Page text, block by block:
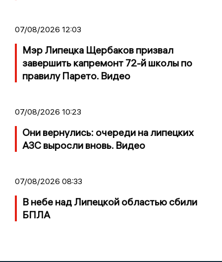
07/08/2026 12:03
Мэр Липецка Щербаков призвал
завершить капремонт 72-й школы по
правилу Парето. Видео
07/08/2026 10:23
Они вернулись: очереди на липецких
АЗС выросли вновь. Видео
07/08/2026 08:33
В небе над Липецкой областью сбили
БПЛА